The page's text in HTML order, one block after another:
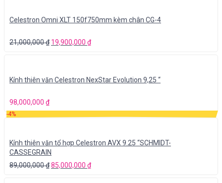
Celestron Omni XLT 150f750mm kèm chân CG-4
21,000,000₫ 19,900,000 ₫
Kính thiên văn Celestron NexStar Evolution 9,25 “
98,000,000 ₫
-4%
Kính thiên văn tổ hợp Celestron AVX 9.25 “SCHMIDT-
CASSEGRAIN
89,000,000₫85,000,000 ₫